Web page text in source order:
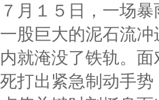
７月１５日，一场
一股巨大的泥石流
内就淹没了铁轨。
死打出紧急制动手